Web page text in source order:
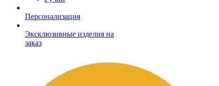
Персонализация
Эксклюзивные изделия на
заказ